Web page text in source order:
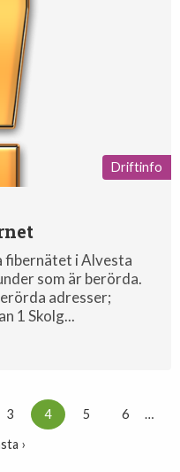
Driftinfo
fibernätet i Alvesta
som är berörda.
adresser;
1 Skolg...
3 4 5 6
…
›